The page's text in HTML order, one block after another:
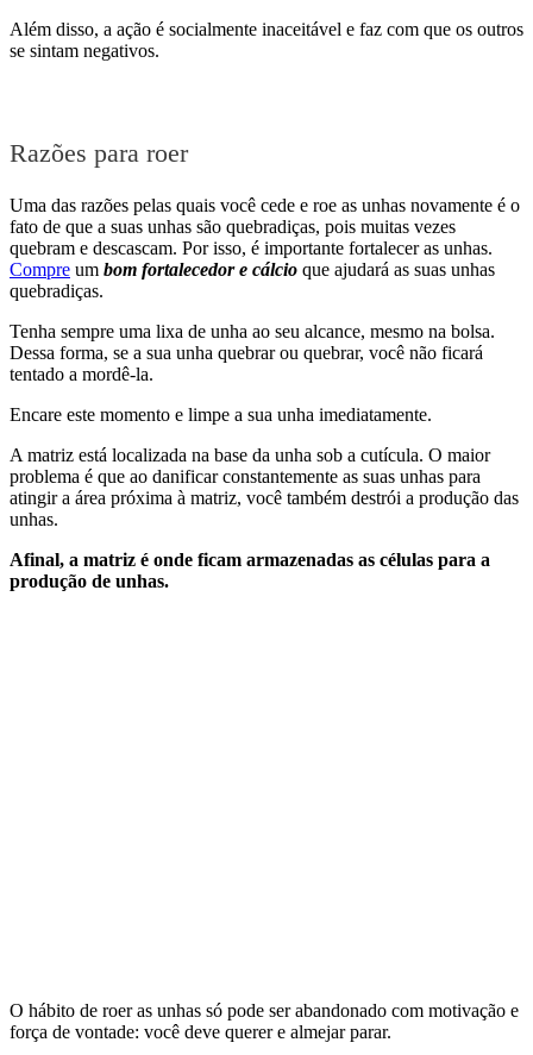
Além disso, a ação é socialmente inaceitável e faz com que os outros
se sintam negativos.
Razões para roer
Uma das razões pelas quais você cede e roe as unhas novamente é o
fato de que a suas unhas são quebradiças, pois muitas vezes
quebram e descascam. Por isso, é importante fortalecer as unhas.
Compre um bom fortalecedor e cálcio que ajudará as suas unhas
quebradiças.
Tenha sempre uma lixa de unha ao seu alcance, mesmo na bolsa.
Dessa forma, se a sua unha quebrar ou quebrar, você não ficará
tentado a mordê-la.
Encare este momento e limpe a sua unha imediatamente.
A matriz está localizada na base da unha sob a cutícula. O maior
problema é que ao danificar constantemente as suas unhas para
atingir a área próxima à matriz, você também destrói a produção das
unhas.
Afinal, a matriz é onde ficam armazenadas as células para a
produção de unhas.
O hábito de roer as unhas só pode ser abandonado com motivação e
força de vontade: você deve querer e almejar parar.